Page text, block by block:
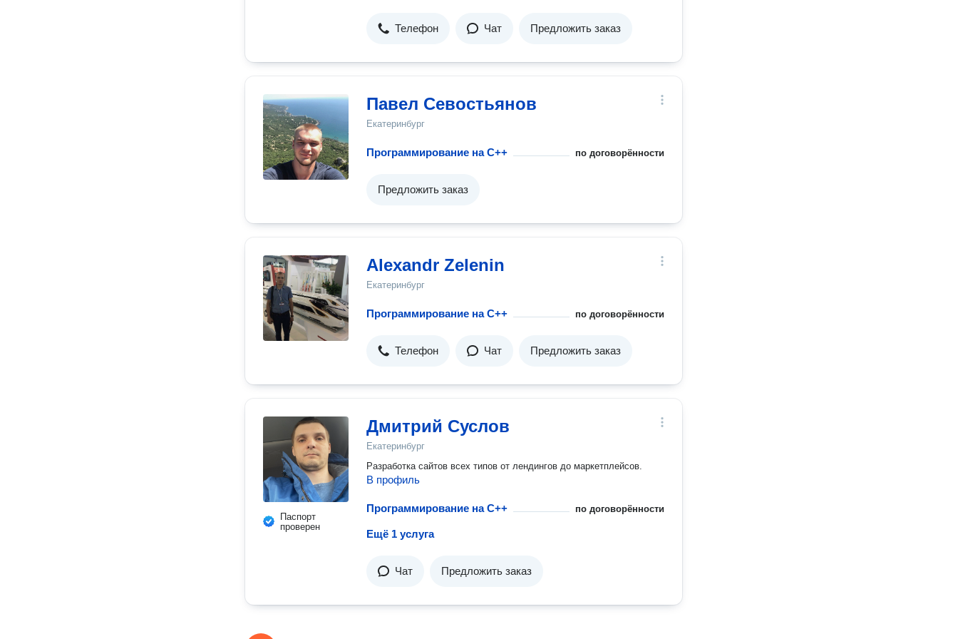
и амбициями.
Телефон Чат Предложить заказ
Павел Севостьянов
Екатеринбург
Программирование на C++ по договорённости
Предложить заказ
Alexandr Zelenin
Екатеринбург
Программирование на C++ по договорённости
Телефон Чат Предложить заказ
Паспорт
проверен
Дмитрий Суслов
Екатеринбург
Разработка сайтов всех типов от лендингов до маркетплейсов.
В профиль
Программирование на C++ по договорённости
Ещё 1 услуга
Чат Предложить заказ